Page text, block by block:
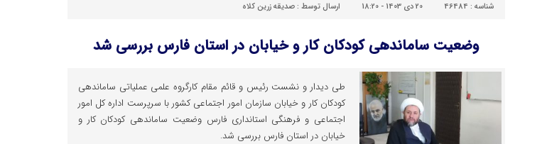
شناسه : 46484 20 دی 1403 - 18:20 ارسال توسط : صدیقه زرین کلاه
وضعیت ساماندهی کودکان کار و خیابان در استان فارس بررسی شد
طی دیدار و نشست رئیس و قائم مقام کارگروه علمی عملیاتی ساماندهی
کودکان کار و خیابان سازمان امور اجتماعی کشور با سرپرست اداره کل امور
اجتماعی و فرهنگی استانداری فارس وضعیت ساماندهی کودکان کار و
خیابان در استان فارس بررسی شد.